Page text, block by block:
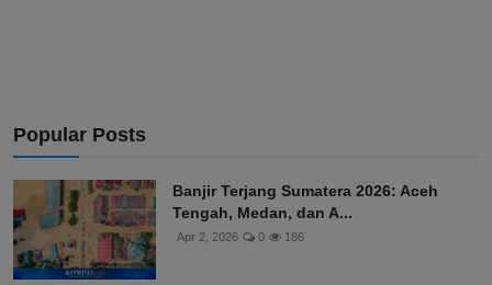
Popular Posts
Banjir Terjang Sumatera 2026: Aceh
Tengah, Medan, dan A...
Apr 2, 2026 0 186